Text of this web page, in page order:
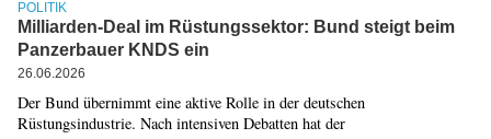
POLITIK
Milliarden-Deal im Rüstungssektor: Bund steigt beim
Panzerbauer KNDS ein
26.06.2026
Der Bund übernimmt eine aktive Rolle in der deutschen
Rüstungsindustrie. Nach intensiven Debatten hat der